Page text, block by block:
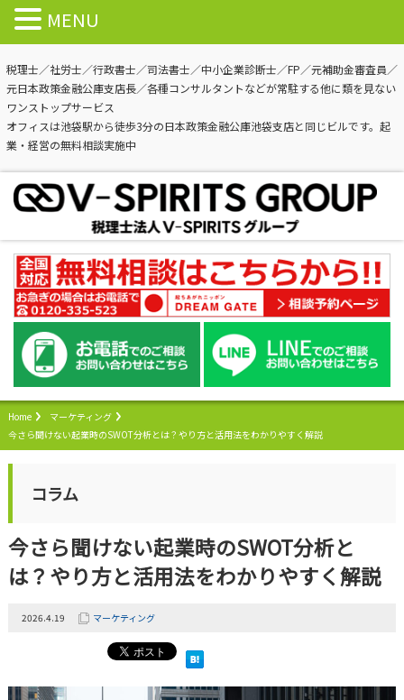
税理士／社労士／行政書士／司法書士／中小企業診断士／FP／元補助金審査員／
元日本政策金融公庫支店長／各種コンサルタントなどが常駐する他に類を見ない
ワンストップサービス
オフィスは池袋駅から徒歩3分の日本政策金融公庫池袋支店と同じビルです。起
業・経営の無料相談実施中
Home
マーケティング
今さら聞けない起業時のSWOT分析とは？やり方と活用法をわかりやすく解説
コラム
今さら聞けない起業時のSWOT分析と
は？やり方と活用法をわかりやすく解説
2026.4.19 マーケティング
MENU